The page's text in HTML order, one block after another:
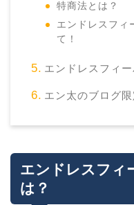
特商法とは？
エンドレスフィ
て！
エンドレスフィ
エン太のブログ
エンドレスフィ
は？